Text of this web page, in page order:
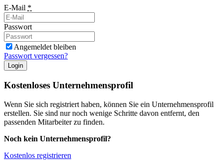
E-Mail *
Passwort
Angemeldet bleiben
Passwort vergessen?
Login
Kostenloses Unternehmensprofil
Wenn Sie sich registriert haben, können Sie ein Unternehmensprofil
erstellen. Sie sind nur noch wenige Schritte davon entfernt, den
passenden Mitarbeiter zu finden.
Noch kein Unternehmensprofil?
Kostenlos registrieren